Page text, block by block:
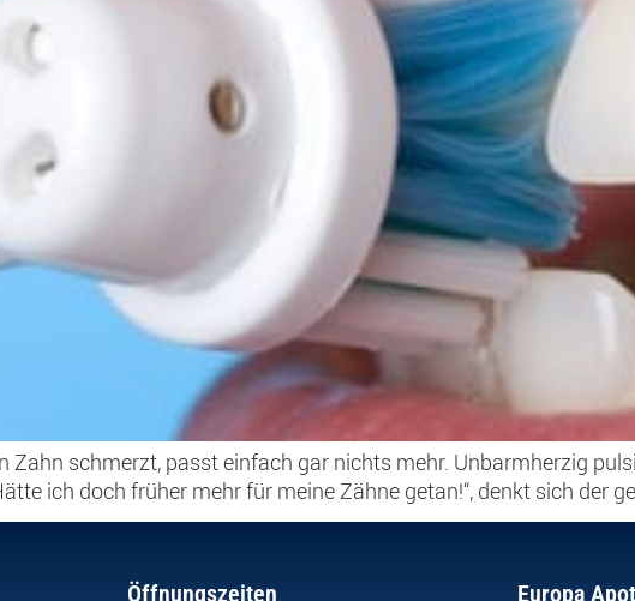
Zahn schmerzt, passt einfach gar nichts mehr. Unbarmherzig
ich doch früher mehr für meine Zähne getan!“, denkt sich der
Öffnungszeiten Europa